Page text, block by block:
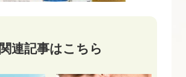
関連記事はこちら